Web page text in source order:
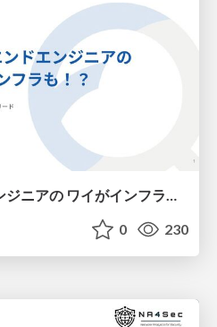
え？フロントエンドエンジニアの ワイがインフラも！？
0 230